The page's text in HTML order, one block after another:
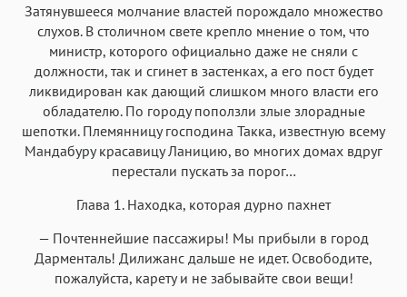
Затянувшееся молчание властей порождало множество
слухов. В столичном свете крепло мнение о том, что
министр, которого официально даже не сняли с
должности, так и сгинет в застенках, а его пост будет
ликвидирован как дающий слишком много власти его
обладателю. По городу поползли злые злорадные
шепотки. Племянницу господина Такка, известную всему
Мандабуру красавицу Ланицию, во многих домах вдруг
перестали пускать за порог…
Глава 1. Находка, которая дурно пахнет
— Почтеннейшие пассажиры! Мы прибыли в город
Дарменталь! Дилижанс дальше не идет. Освободите,
пожалуйста, карету и не забывайте свои вещи!